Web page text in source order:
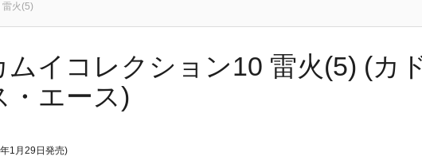
火(5)
ムイコレクション10 雷火(5) (カ
・エース)
1月29日発売)